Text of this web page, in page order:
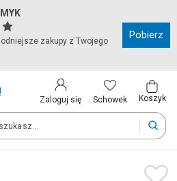
zakupy z Twojego
Pobierz
Zaloguj się Schowek Koszyk
i język
na teren wybranego kraju.